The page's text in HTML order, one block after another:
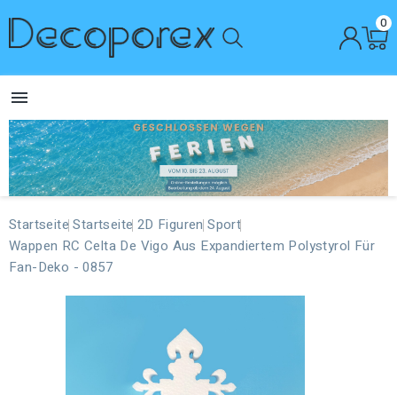
0

Startseite Startseite 2D Figuren Sport
Wappen RC Celta De Vigo Aus Expandiertem Polystyrol Für
Fan-Deko - 0857